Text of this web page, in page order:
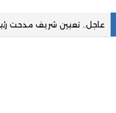
قسطلي توقع تسهيلا ائتمانيا مع